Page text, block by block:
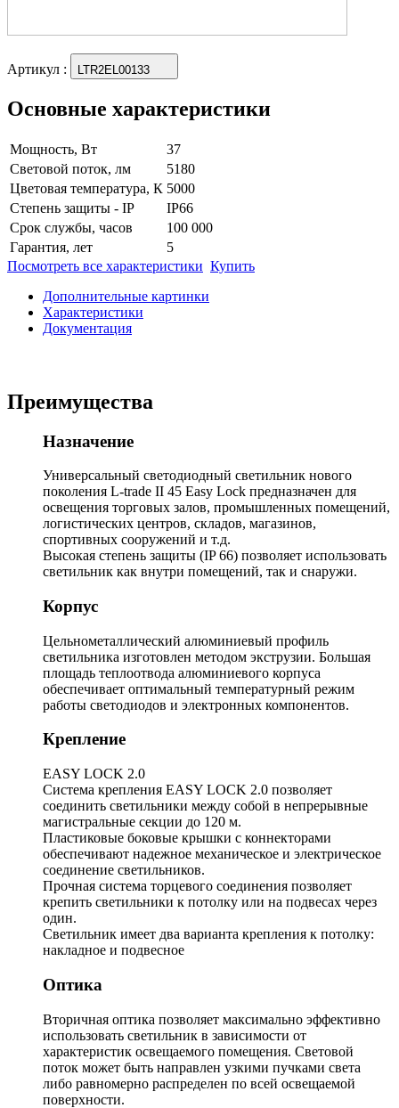
Артикул : LTR2EL00133
Основные характеристики
Мощность, Вт
37
Световой поток, лм
5180
Цветовая температура, К 5000
Степень защиты - IP
IP66
Срок службы, часов
100 000
Гарантия, лет
5
Посмотреть все характеристики Купить
Дополнительные картинки
Характеристики
Документация
Преимущества
Назначение
Универсальный светодиодный светильник нового
поколения L-trade II 45 Easy Lock предназначен для
освещения торговых залов, промышленных помещений,
логистических центров, складов, магазинов,
спортивных сооружений и т.д.
Высокая степень защиты (IP 66) позволяет использовать
светильник как внутри помещений, так и снаружи.
Корпус
Цельнометаллический алюминиевый профиль
светильника изготовлен методом экструзии. Большая
площадь теплоотвода алюминиевого корпуса
обеспечивает оптимальный температурный режим
работы светодиодов и электронных компонентов.
Крепление
EASY LOCK 2.0
Система крепления EASY LOCK 2.0 позволяет
соединить светильники между собой в непрерывные
магистральные секции до 120 м.
Пластиковые боковые крышки с коннекторами
обеспечивают надежное механическое и электрическое
соединение светильников.
Прочная система торцевого соединения позволяет
крепить светильники к потолку или на подвесах через
один.
Светильник имеет два варианта крепления к потолку:
накладное и подвесное
Оптика
Вторичная оптика позволяет максимально эффективно
использовать светильник в зависимости от
характеристик освещаемого помещения. Световой
поток может быть направлен узкими пучками света
либо равномерно распределен по всей освещаемой
поверхности.